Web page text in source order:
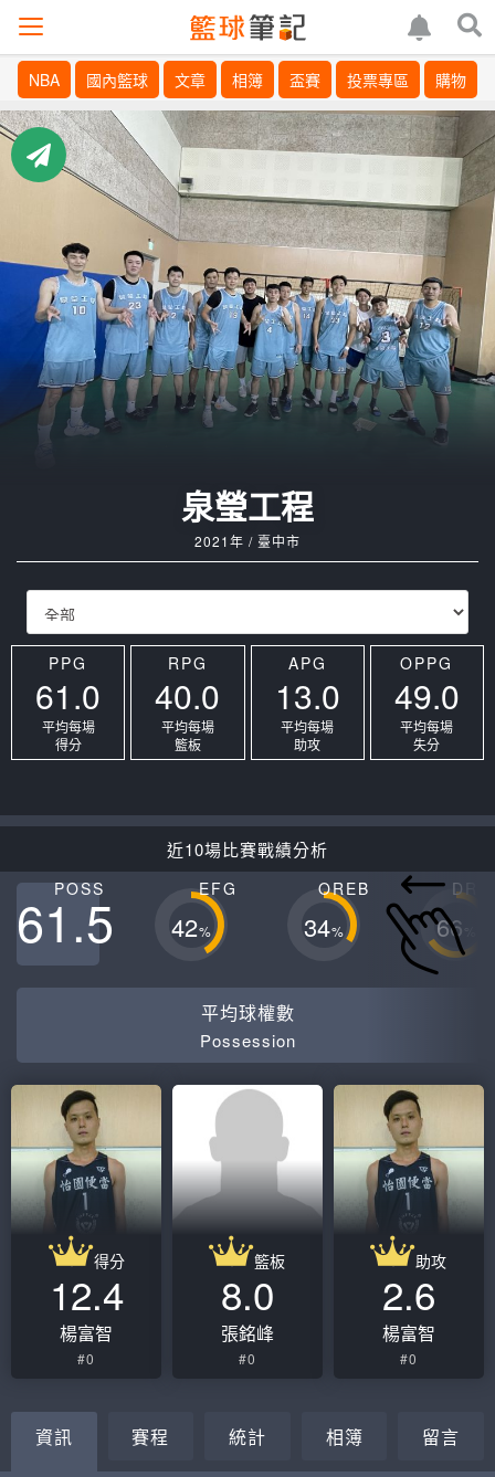
NBA 國內籃球 文章 相簿 盃賽 投票專區 購物
泉瑩工程
2021年 / 臺中市
PPG
61.0
平均每場
得分
RPG
40.0
平均每場
籃板
APG
13.0
平均每場
助攻
OPPG
49.0
平均每場
失分
近10場比賽戰績分析
POSS
61.5 EFG
42%
OREB
34% 66
平均球權數
Possession
得分
12.4
楊富智
#0
籃板
8.0
張銘峰
#0
助攻
2.6
楊富智
#0
資訊 賽程 統計 相簿 留言